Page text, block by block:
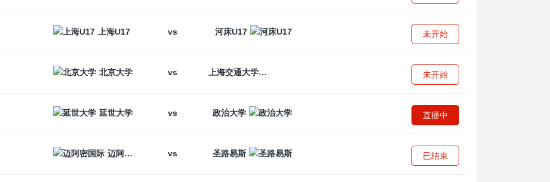
上海U17 vs 河床U17 未开始
北京大学 vs 上海交通大学 未开始
延世大学 vs 政治大学 直播中
迈阿密国际 vs 圣路易斯 已结束